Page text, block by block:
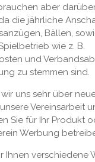
aber
die jährliche
Bällen,
wie z. B.
und
zu stemmen sind.
uns sehr über
Vereinsarbeit
Sie für Ihr Produkt
Werbung
Ihnen verschiedene